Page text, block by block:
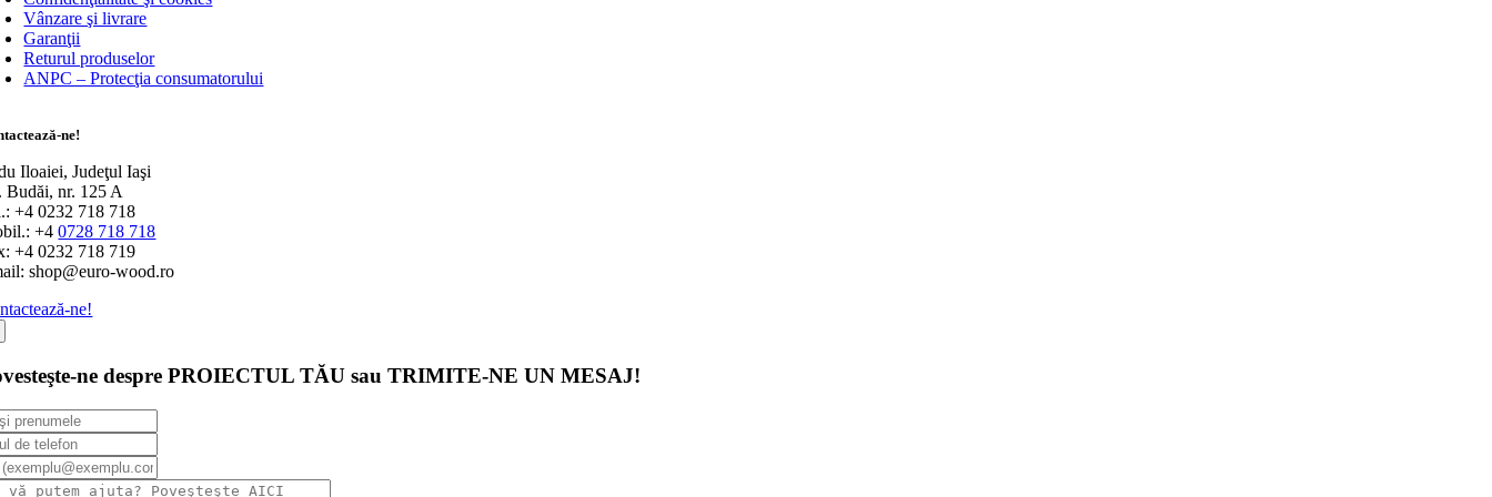
Vânzare şi livrare
Garanţii
Returul produselor
ANPC – Protecţia consumatorului
ne!
Iloaiei, Judeţul Iaşi
Budăi, nr. 125 A
+4 0232 718 718
+40728 718 718
+4 0232 718 719
shop@euro-wood.ro
ne!
ne despre PROIECTUL TĂU sau TRIMITE-NE UN MESAJ!